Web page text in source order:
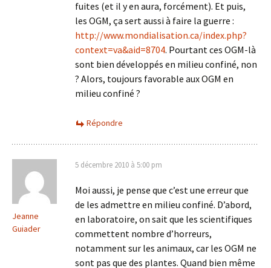
fuites (et il y en aura, forcément). Et puis,
les OGM, ça sert aussi à faire la guerre :
http://www.mondialisation.ca/index.php?
context=va&aid=8704. Pourtant ces OGM-là
sont bien développés en milieu confiné, non
? Alors, toujours favorable aux OGM en
milieu confiné ?
Répondre
Jeanne
Guiader
5 décembre 2010 à 5:00 pm
Moi aussi, je pense que c’est une erreur que
de les admettre en milieu confiné. D’abord,
en laboratoire, on sait que les scientifiques
commettent nombre d’horreurs,
notamment sur les animaux, car les OGM ne
sont pas que des plantes. Quand bien même